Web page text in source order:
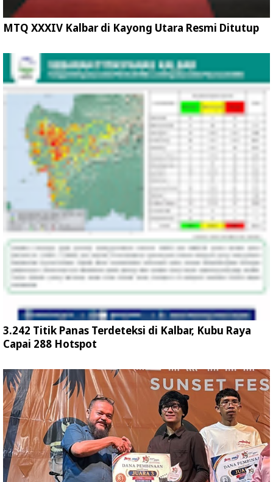
MTQ XXXIV Kalbar di Kayong Utara Resmi Ditutup
3.242 Titik Panas Terdeteksi di Kalbar, Kubu Raya
Capai 288 Hotspot